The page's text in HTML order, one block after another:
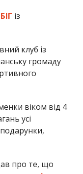
із
клуб із
громаду
віком від 4
усі
про те, що